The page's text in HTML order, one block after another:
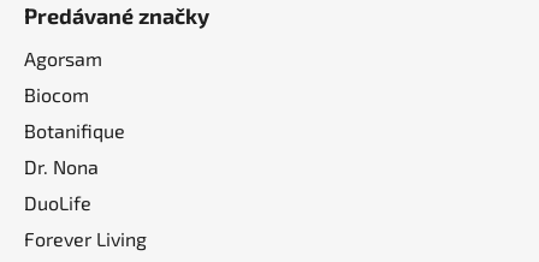
Predávané značky
Agorsam
Biocom
Botanifique
Dr. Nona
DuoLife
Forever Living